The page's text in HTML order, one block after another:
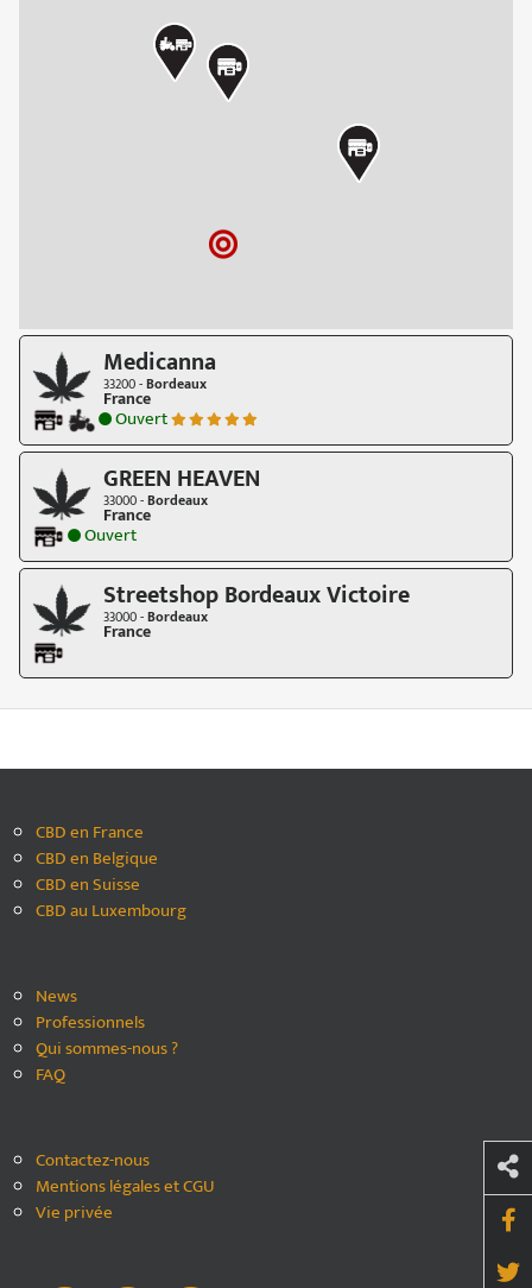
Medicanna
33200 -Bordeaux
France
Ouvert
GREEN HEAVEN
33000 -Bordeaux
France
Ouvert
Streetshop Bordeaux Victoire
33000 -Bordeaux
France
CBD en France
CBD en Belgique
CBD en Suisse
CBD au Luxembourg
News
Professionnels
Qui sommes-nous ?
FAQ
Contactez-nous
Mentions légales et CGU
Vie privée